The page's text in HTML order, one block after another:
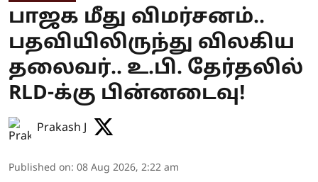
பாஜக மீது விமர்சனம்..
பதவியிலிருந்து விலகிய
தலைவர்.. உ.பி. தேர்தலில்
RLD-க்கு பின்னடைவு!
Prakash J
Published on: 08 Aug 2026, 2:22 am